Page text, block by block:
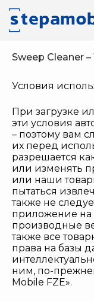
Sweep Cleaner
Условия
При загрузке
эти условия
– поэтому вам
их перед
разрешается
или изменять
или наши
пытаться
также не
приложение на
производные
также все
права на базы
ним, по-
Mobile FZE».